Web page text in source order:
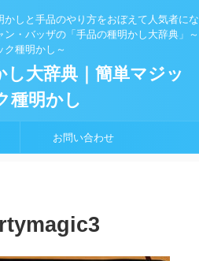
かしと手品のやり方をおぼえて人気者にな
・バッザの「手品の種明かし大辞典」～
ク種明かし～
し大辞典｜簡単マジッ
種明かし
お問い合わせ